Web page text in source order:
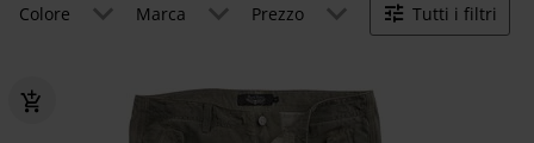
Colore Marca Prezzo Tutti i filtri